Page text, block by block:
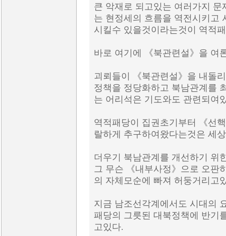
큰 악재로 되고있는 여러가지
는 현정세의 흐름을 역전시키고
시킬수 있을것이라는것이 역적
바로 여기에 《북관련설》을 여
괴뢰들이 《북관련설》을 내돌
정책을 정당화하고 북남관계를
는 어리석은 기도와도 관련되여
역적패당이 집권초기부터 《선
랄하게 추구하여왔다는것은 세
더우기 북남관계를 개선하기 위
그 무슨 《내부사정》으로 오판
의 자체모순에 빠져 허둥거리고
지금 남조선각계에서도 시대의
패당의 그릇된 대북정책에 반기
고있다.